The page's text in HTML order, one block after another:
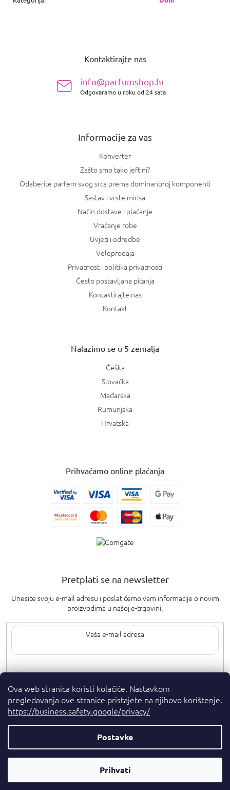
Ova web stranica koristi kolačiće. Nastavkom
pregledavanja ove stranice pristajete na njihovo korištenje.
https://business.safety.google/privacy/
Postavke
Prihvati
Kontaktirajte nas
info@parfumshop.hr
Odgovaramo u roku od 24 sata
Informacije za vas
Konverter
Zašto smo tako jeftini?
Odaberite parfem svog srca prema dominantnoj komponenti
Sastav i vrste mirisa
Način dostave i plaćanje
Vraćanje robe
Uvjeti i odredbe
Veleprodaja
Privatnost i politika privatnosti
Često postavljana pitanja
Kontaktirajte nas
Kontakt
Nalazimo se u 5 zemalja
Češka
Slovačka
Mađarska
Rumunjska
Hrvatska
Prihvaćamo online plaćanja
Pretplati se na newsletter
Unesite svoju e-mail adresu i poslat ćemo vam informacije o novim
proizvodima u našoj e-trgovini.
Upisom svoje e-pošte pristajete nauvjete privatnosti.
Kreirao Shoptet Premium
Autorska prava 2026Parfumshop.hr. Sva prava pridržana.